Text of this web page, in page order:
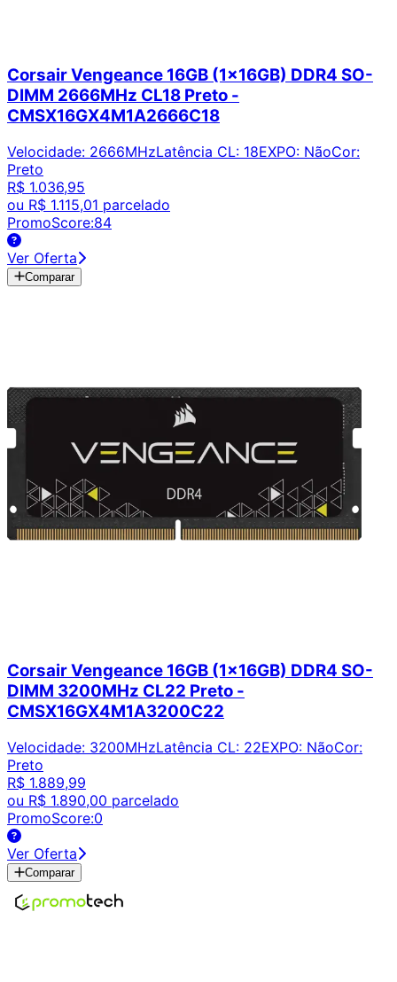
Corsair Vengeance 16GB (1x16GB) DDR4 SO-
DIMM 2666MHz CL18 Preto -
CMSX16GX4M1A2666C18
Velocidade: 2666MHzLatência CL: 18EXPO: NãoCor:
Preto
R$ 1.036,95
ou R$ 1.115,01 parcelado
PromoScore:84
Ver Oferta
Comparar
Corsair Vengeance 16GB (1x16GB) DDR4 SO-
DIMM 3200MHz CL22 Preto -
CMSX16GX4M1A3200C22
Velocidade: 3200MHzLatência CL: 22EXPO: NãoCor:
Preto
R$ 1.889,99
ou R$ 1.890,00 parcelado
PromoScore:0
Ver Oferta
Comparar